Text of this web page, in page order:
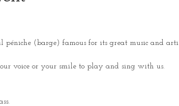
péniche (barge) famous for its great music and
voice or your smile to play and sing with us.